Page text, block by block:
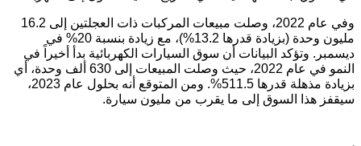
وفي عام 2022، وصلت مبيعات المركبات ذات العجلتين إلى 16.2
مليون وحدة (بزيادة قدرها 13.2%)، مع زيادة بنسبة 20% في
ديسمبر. وتؤكد البيانات أن سوق السيارات الكهربائية بدأ أخيراً في
النمو في عام 2022، حيث وصلت المبيعات إلى 630 ألف وحدة، أي
بزيادة مذهلة قدرها 511.5%. ومن المتوقع أنه بحلول عام 2023،
سيقفز هذا السوق إلى ما يقرب من مليون سيارة.